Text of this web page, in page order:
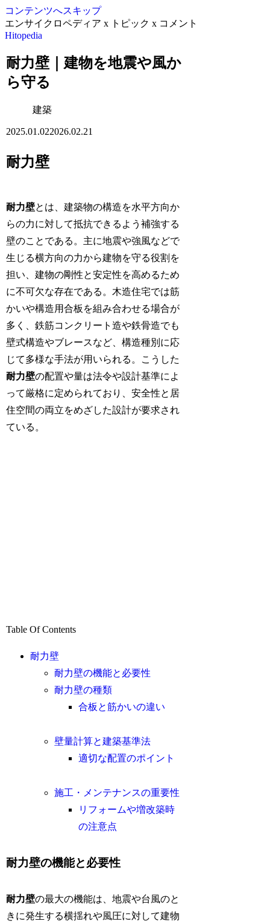
コンテンツへスキップ
エンサイクロペディア x トピック x コメント
Hitopedia
耐力壁｜建物を地震や風か
ら守る
建築
2025.01.022026.02.21
耐力壁
耐力壁とは、建築物の構造を水平方向か
らの力に対して抵抗できるよう補強する
壁のことである。主に地震や強風などで
生じる横方向の力から建物を守る役割を
担い、建物の剛性と安定性を高めるため
に不可欠な存在である。木造住宅では筋
かいや構造用合板を組み合わせる場合が
多く、鉄筋コンクリート造や鉄骨造でも
壁式構造やブレースなど、構造種別に応
じて多様な手法が用いられる。こうした
耐力壁の配置や量は法令や設計基準によ
って厳格に定められており、安全性と居
住空間の両立をめざした設計が要求され
ている。
Table Of Contents
耐力壁
耐力壁の機能と必要性
耐力壁の種類
合板と筋かいの違い
壁量計算と建築基準法
適切な配置のポイント
施工・メンテナンスの重要性
リフォームや増改築時
の注意点
耐力壁の機能と必要性
耐力壁の最大の機能は、地震や台風のと
きに発生する横揺れや風圧に対して建物